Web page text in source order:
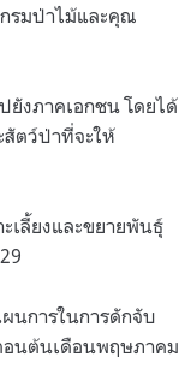
รมป่าไม้และคุณ
ยังภาคเอกชน โดยได้
ตว์ป่าที่จะให้
เลี้ยงและขยายพันธุ์
นการในการดักจับ
อนต้นเดือนพฤษภาคม